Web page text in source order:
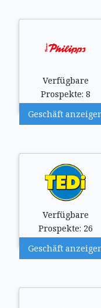
Verfügbare
Prospekte: 8
Geschäft
Verfügbare
Prospekte: 26
Geschäft